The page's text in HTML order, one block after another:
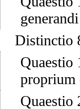
Distinctio
Quaestio
proprium
Quaestio